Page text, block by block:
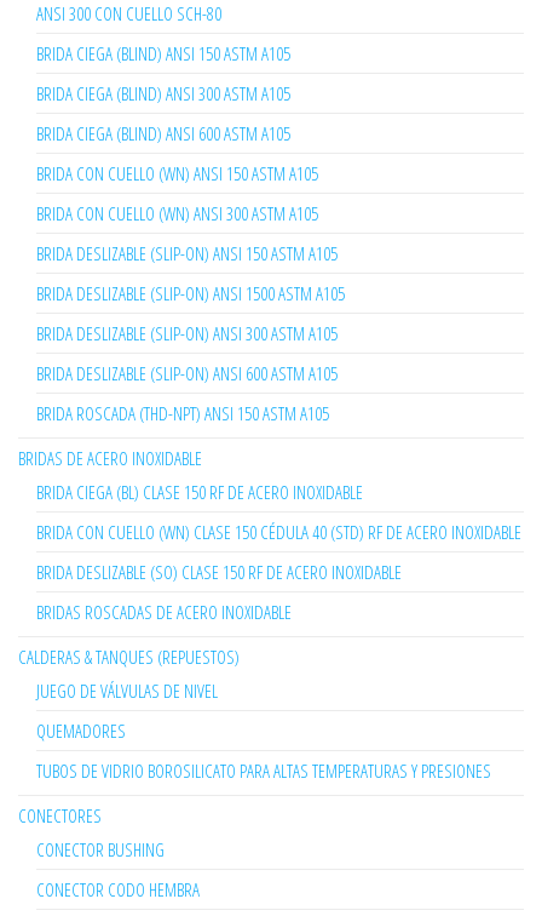
ANSI 300 CON CUELLO SCH-80
BRIDA CIEGA (BLIND) ANSI 150 ASTM A105
BRIDA CIEGA (BLIND) ANSI 300 ASTM A105
BRIDA CIEGA (BLIND) ANSI 600 ASTM A105
BRIDA CON CUELLO (WN) ANSI 150 ASTM A105
BRIDA CON CUELLO (WN) ANSI 300 ASTM A105
BRIDA DESLIZABLE (SLIP-ON) ANSI 150 ASTM A105
BRIDA DESLIZABLE (SLIP-ON) ANSI 1500 ASTM A105
BRIDA DESLIZABLE (SLIP-ON) ANSI 300 ASTM A105
BRIDA DESLIZABLE (SLIP-ON) ANSI 600 ASTM A105
BRIDA ROSCADA (THD-NPT) ANSI 150 ASTM A105
BRIDAS DE ACERO INOXIDABLE
BRIDA CIEGA (BL) CLASE 150 RF DE ACERO INOXIDABLE
BRIDA CON CUELLO (WN) CLASE 150 CÉDULA 40 (STD) RF DE ACERO INOXIDABLE
BRIDA DESLIZABLE (SO) CLASE 150 RF DE ACERO INOXIDABLE
BRIDAS ROSCADAS DE ACERO INOXIDABLE
CALDERAS & TANQUES (REPUESTOS)
JUEGO DE VÁLVULAS DE NIVEL
QUEMADORES
TUBOS DE VIDRIO BOROSILICATO PARA ALTAS TEMPERATURAS Y PRESIONES
CONECTORES
CONECTOR BUSHING
CONECTOR CODO HEMBRA